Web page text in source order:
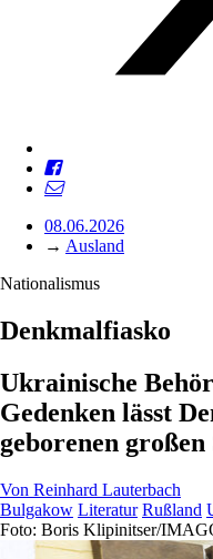
08.06.2026
→ Ausland
Nationalismus
Denkmalfiasko
Ukrainische
Gedenken lässt
geborenen
Von Reinhard Lauterbach
Bulgakow Literatur Rußland
Foto: Boris Klipinitser/